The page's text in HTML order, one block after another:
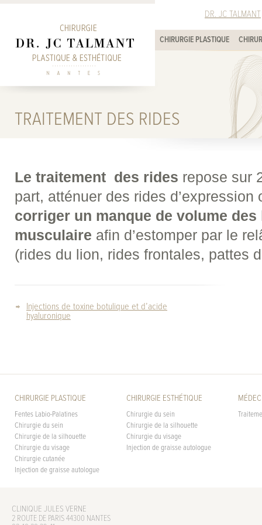
DR. JC TALMANT
CHIRURGIE PLASTIQUE
TRAITEMENT DES RIDES
Le traitement des rides repose sur
part, atténuer des rides
corriger un manque de volume
musculaire afin d’estomper par le
(rides du lion, rides frontales, pattes
Injections de toxine botulique et d’acide
hyaluronique
CHIRURGIE PLASTIQUE
Fentes Labio-Palatines
Chirurgie du sein
Chirurgie de la silhouette
Chirurgie du visage
Chirurgie cutanée
Injection de graisse autologue
CHIRURGIE ESTHÉTIQUE
Chirurgie du sein
Chirurgie de la silhouette
Chirurgie du visage
Injection de graisse autologue
CLINIQUE JULES VERNE
2 ROUTE DE PARIS 44300 NANTES